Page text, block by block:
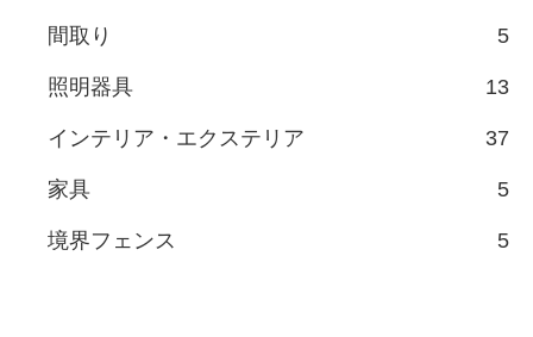
間取り 5
照明器具 13
インテリア・エクステリア 37
家具 5
境界フェンス 5